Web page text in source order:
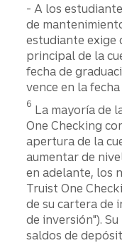
- A los
de
estudiante exige
principal de la
fecha de
vence en la
Divulgación
6 La mayoría de
One Checking
apertura de la
aumentar de
en adelante, los
Truist One
de su cartera de
de inversión").
saldos de